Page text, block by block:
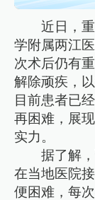
近日，
学附属两江
次术后仍有
解除顽疾，
目前患者已
再困难，展
实力。
据了解
在当地医院
便困难，每